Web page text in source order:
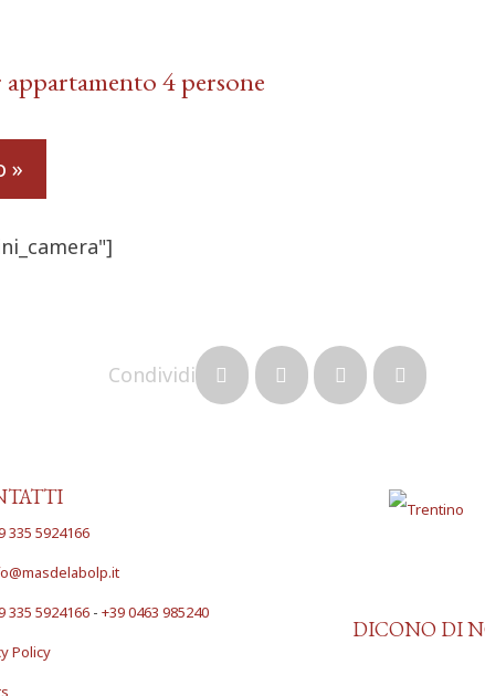
4 persone
»
Condividi
335 5924166
335 5924166- +39 0463 985240
Policy
DICONO DI